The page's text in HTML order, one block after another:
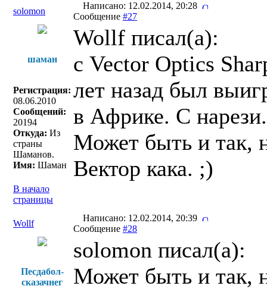
solomon
Написано: 12.02.2014, 20:28
Сообщение #27
шаман
Регистрация:
08.06.2010
Сообщений:
20194
Откуда: Из
страны
Шаманов.
Имя: Шаман
Wollf писал(a):
с Vector Optics
лет назад был
в Африке. С
Может быть и так,
Вектор кака. ;)
В начало
страницы
Wollf
Написано: 12.02.2014, 20:39
Сообщение #28
Песдабол-
сказачнег
solomon писал(a):
Может быть и так,